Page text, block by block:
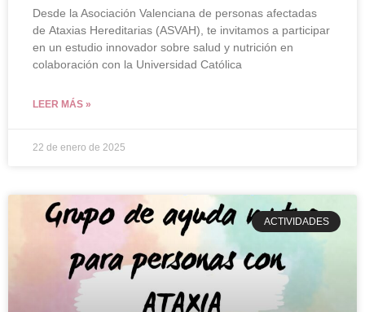
Desde la Asociación Valenciana de personas afectadas
de Ataxias Hereditarias (ASVAH), te invitamos a participar
en un estudio innovador sobre salud y nutrición en
colaboración con la Universidad Católica
LEER MÁS »
22 de enero de 2025
ACTIVIDADES